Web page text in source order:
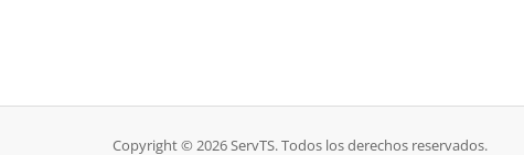
Copyright © 2026 ServTS. Todos los derechos reservados.